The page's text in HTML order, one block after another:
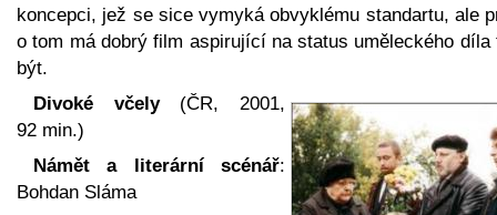
koncepci, jež se sice vymyká obvyklému standartu, ale
o tom má dobrý film aspirující na status uměleckého díla
být.
Divoké včely(ČR, 2001,
92 min.)
Námět a literární scénář:
Bohdan Sláma